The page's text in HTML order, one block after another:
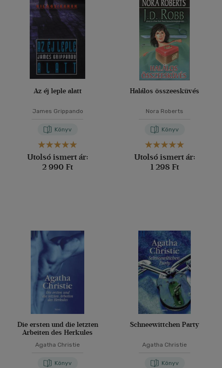
Az éj leple alatt
James Grippando
Könyv
Utolsó ismert ár:
2 990 Ft
Halálos összeesküvés
Nora Roberts
Könyv
Utolsó ismert ár:
1 298 Ft
Die ersten und die letzten
Arbeiten des Herkules
Agatha Christie
Könyv
Schneewittchen Party
Agatha Christie
Könyv